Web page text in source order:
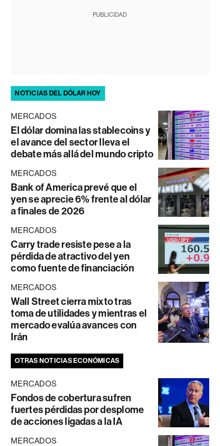
PUBLICIDAD
NOTICIAS DEL DÓLAR HOY
MERCADOS
El dólar domina las stablecoins y
el avance del sector lleva el
debate más allá del mundo cripto
MERCADOS
Bank of America prevé que el
yen se aprecie 6% frente al dólar
a finales de 2026
MERCADOS
Carry trade resiste pese a la
pérdida de atractivo del yen
como fuente de financiación
MERCADOS
Wall Street cierra mixto tras
toma de utilidades y mientras el
mercado evalúa avances con
Irán
OTRAS NOTICIAS ECONÓMICAS
MERCADOS
Fondos de cobertura sufren
fuertes pérdidas por desplome
de acciones ligadas a la IA
MERCADOS